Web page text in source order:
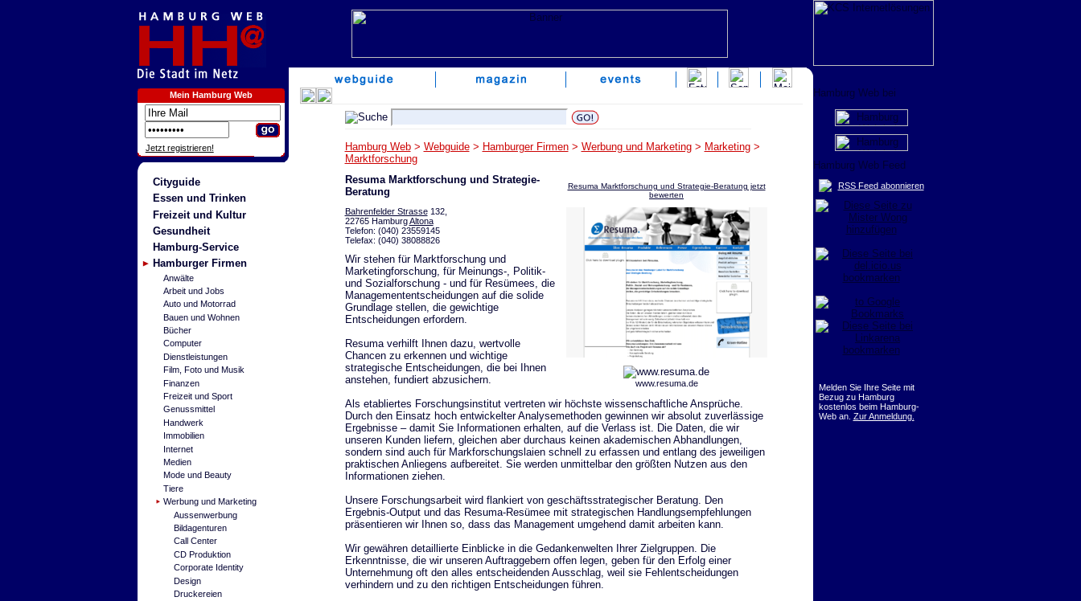
Mein Hamburg Web
Jetzt registrieren!
Cityguide
Essen und Trinken
Freizeit und Kultur
Gesundheit
Hamburg-Service
Hamburger Firmen
Anwälte
Arbeit und Jobs
Auto und Motorrad
Bauen und Wohnen
Bücher
Computer
Dienstleistungen
Film, Foto und Musik
Finanzen
Freizeit und Sport
Genussmittel
Handwerk
Immobilien
Internet
Medien
Mode und Beauty
Tiere
Werbung und Marketing
Aussenwerbung
Bildagenturen
Call Center
CD Produktion
Corporate Identity
Design
Druckereien
Hamburg Web> Webguide> Hamburger Firmen> Werbung und Marketing> Marketing>
Marktforschung
Resuma Marktforschung und Strategie-Beratung jetzt
bewerten
www.resuma.de
Resuma Marktforschung und Strategie-
Beratung
Bahrenfelder Strasse132,
22765 HamburgAltona
Telefon: (040) 23559145
Telefax: (040) 38088826
Wir stehen für Marktforschung und
Marketingforschung, für Meinungs-, Politik-
und Sozialforschung - und für Resümees, die
Managemententscheidungen auf die solide
Grundlage stellen, die gewichtige
Entscheidungen erfordern.
Resuma verhilft Ihnen dazu, wertvolle
Chancen zu erkennen und wichtige
strategische Entscheidungen, die bei Ihnen
anstehen, fundiert abzusichern.
Als etabliertes Forschungsinstitut vertreten wir höchste wissenschaftliche Ansprüche.
Durch den Einsatz hoch entwickelter Analysemethoden gewinnen wir absolut zuverlässige
Ergebnisse – damit Sie Informationen erhalten, auf die Verlass ist. Die Daten, die wir
unseren Kunden liefern, gleichen aber durchaus keinen akademischen Abhandlungen,
sondern sind auch für Markforschungslaien schnell zu erfassen und entlang des jeweiligen
praktischen Anliegens aufbereitet. Sie werden unmittelbar den größten Nutzen aus den
Informationen ziehen.
Unsere Forschungsarbeit wird flankiert von geschäftsstrategischer Beratung. Den
Ergebnis-Output und das Resuma-Resümee mit strategischen Handlungsempfehlungen
präsentieren wir Ihnen so, dass das Management umgehend damit arbeiten kann.
Wir gewähren detaillierte Einblicke in die Gedankenwelten Ihrer Zielgruppen. Die
Erkenntnisse, die wir unseren Auftraggebern offen legen, geben für den Erfolg einer
Unternehmung oft den alles entscheidenden Ausschlag, weil sie Fehlentscheidungen
verhindern und zu den richtigen Entscheidungen führen.
RSS Feed abonnieren
Melden Sie Ihre Seite mit
Bezug zu Hamburg
kostenlos beim Hamburg-
Web an. Zur Anmeldung.